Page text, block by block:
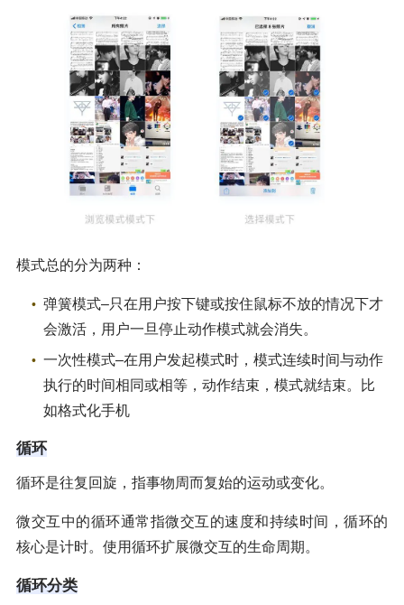
模式总的分为两种：
弹簧模式–只在用户按下键或按住鼠标不放的情况下才
会激活，用户一旦停止动作模式就会消失。
一次性模式–在用户发起模式时，模式连续时间与动作
执行的时间相同或相等，动作结束，模式就结束。比
如格式化手机
循环
循环是往复回旋，指事物周而复始的运动或变化。
微交互中的循环通常指微交互的速度和持续时间，循环的
核心是计时。使用循环扩展微交互的生命周期。
循环分类